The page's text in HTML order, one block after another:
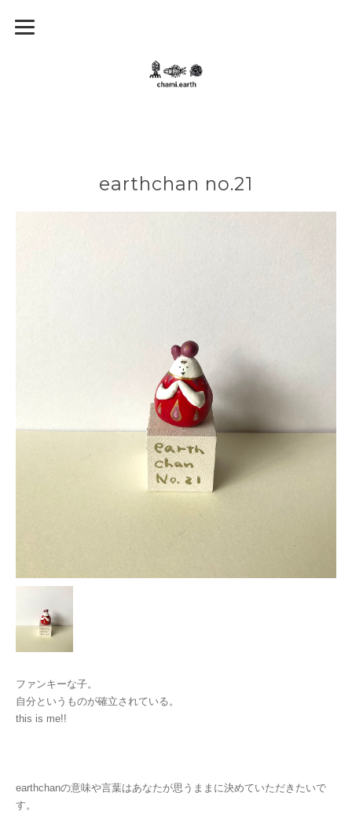
earthchan no.21
ファンキーな子。
自分というものが確立されている。
this is me!!
earthchanの意味や言葉はあなたが思うままに決めていただきたいで
す。